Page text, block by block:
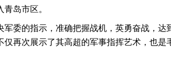
岛市区。
的指示，准确把握战机，英勇奋战，达
再次展示了其高超的军事指挥艺术，也是